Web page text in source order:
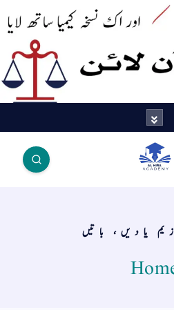
کیمیا ساتھ لایا
یادیں، باتیں